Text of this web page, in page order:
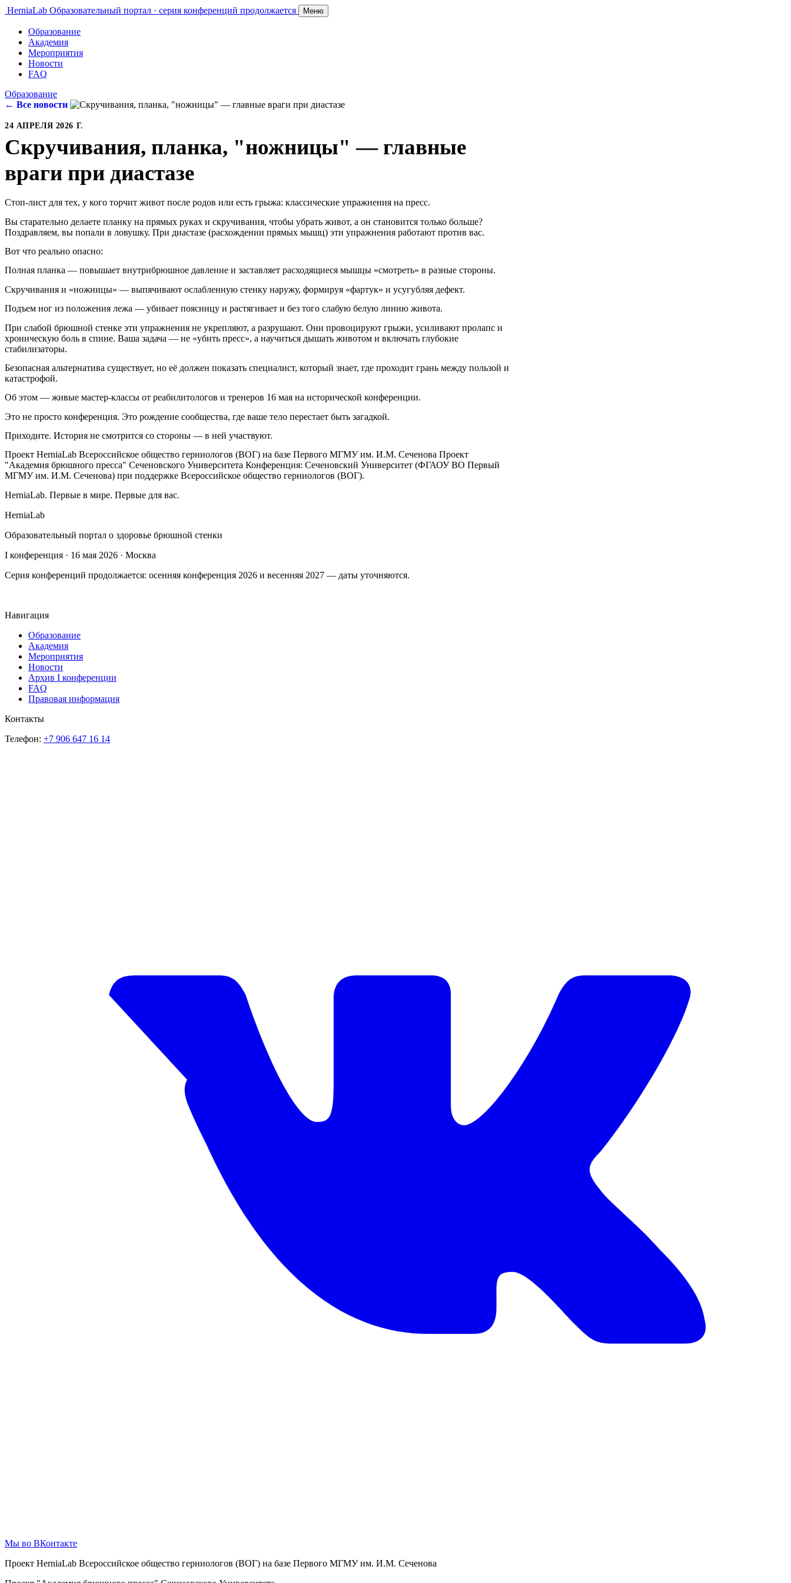
HerniaLab Образовательный портал · серия конференций продолжается Меню
Образование
Академия
Мероприятия
Новости
FAQ
Образование
← Все новости
24 АПРЕЛЯ 2026 Г.
Скручивания, планка, "ножницы" — главные
враги при диастазе
Стоп-лист для тех, у кого торчит живот после родов или есть грыжа: классические упражнения на пресс.
Вы старательно делаете планку на прямых руках и скручивания, чтобы убрать живот, а он становится только больше?
Поздравляем, вы попали в ловушку. При диастазе (расхождении прямых мышц) эти упражнения работают против вас.
Вот что реально опасно:
Полная планка — повышает внутрибрюшное давление и заставляет расходящиеся мышцы «смотреть» в разные стороны.
Скручивания и «ножницы» — выпячивают ослабленную стенку наружу, формируя «фартук» и усугубляя дефект.
Подъем ног из положения лежа — убивает поясницу и растягивает и без того слабую белую линию живота.
При слабой брюшной стенке эти упражнения не укрепляют, а разрушают. Они провоцируют грыжи, усиливают пролапс и
хроническую боль в спине. Ваша задача — не «убить пресс», а научиться дышать животом и включать глубокие
стабилизаторы.
Безопасная альтернатива существует, но её должен показать специалист, который знает, где проходит грань между пользой и
катастрофой.
Об этом — живые мастер-классы от реабилитологов и тренеров 16 мая на исторической конференции.
Это не просто конференция. Это рождение сообщества, где ваше тело перестает быть загадкой.
Приходите. История не смотрится со стороны — в ней участвуют.
Проект HerniaLab Всероссийское общество герниологов (ВОГ) на базе Первого МГМУ им. И.М. Сеченова Проект
"Академия брюшного пресса" Сеченовского Университета Конференция: Сеченовский Университет (ФГАОУ ВО Первый
МГМУ им. И.М. Сеченова) при поддержке Всероссийское общество герниологов (ВОГ).
HerniaLab. Первые в мире. Первые для вас.
HerniaLab
Образовательный портал о здоровье брюшной стенки
I конференция · 16 мая 2026 · Москва
Серия конференций продолжается: осенняя конференция 2026 и весенняя 2027 — даты уточняются.
Навигация
Образование
Академия
Мероприятия
Новости
Архив I конференции
FAQ
Правовая информация
Контакты
Телефон: +7 906 647 16 14
Мы во ВКонтакте
Проект HerniaLab Всероссийское общество герниологов (ВОГ) на базе Первого МГМУ им. И.М. Сеченова